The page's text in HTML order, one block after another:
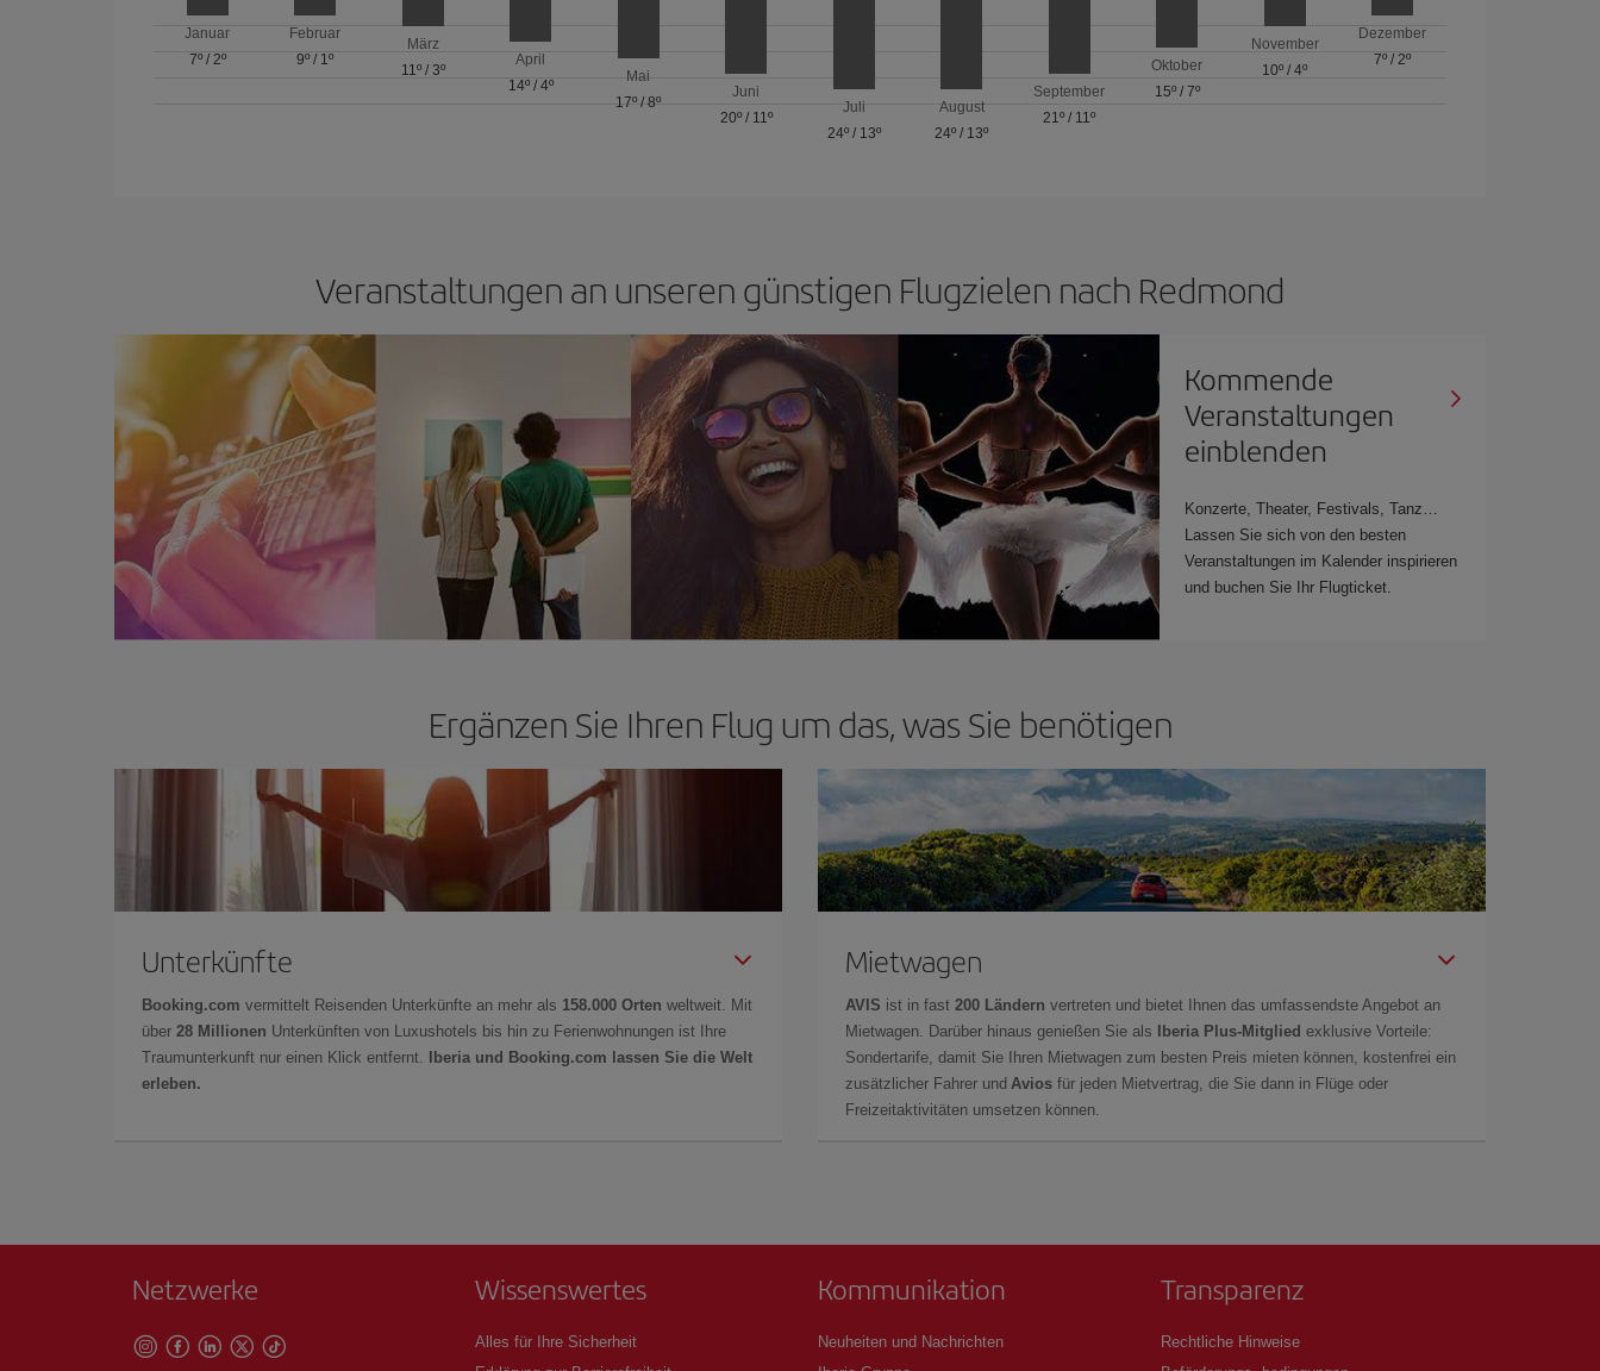
Januar
7º/ 2º
Februar
9º / 1º
März
11º/ 3º
April
14º/ 4º
Mai
17º /8º
Juni
20º/ 11º
Juli
24º/ 13º
August
24º / 13º
September
21º / 11º
Oktober
15º/ 7º
November
10º /4º
Dezember
7º /2º
Veranstaltungen an unseren günstigen Flugzielen nach Redmond
Kommende
Veranstaltungen
einblenden
Konzerte, Theater, Festivals, Tanz…
Lassen Sie sich von den besten
Veranstaltungen im Kalender inspirieren
und buchen Sie Ihr Flugticket.
Ergänzen Sie Ihren Flug um das, was Sie benötigen
Unterkünfte
Booking.com vermittelt Reisenden Unterkünfte an mehr als 158.000 Orten weltweit. Mit
über 28 Millionen Unterkünften von Luxushotels bis hin zu Ferienwohnungen ist Ihre
Traumunterkunft nur einen Klick entfernt.
Iberia und Booking.com lassen Sie die Welt
erleben.
Mietwagen
AVIS ist in fast 200 Ländern vertreten und bietet Ihnen das umfassendste Angebot an
Mietwagen. Darüber hinaus genießen Sie als
Iberia Plus-Mitglied exklusive Vorteile:
Sondertarife, damit Sie Ihren Mietwagen zum besten Preis mieten können, kostenfrei ein
zusätzlicher Fahrer und Avios für jeden Mietvertrag, die Sie dann in Flüge oder
Freizeitaktivitäten umsetzen können.
Netzwerke Wissenswertes
Alles für Ihre Sicherheit
Kommunikation
Neuheiten und Nachrichten
Transparenz
Rechtliche Hinweise